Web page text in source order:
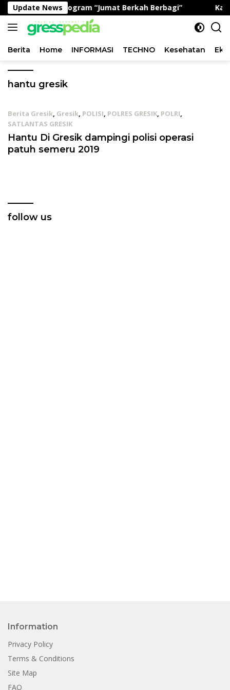
Langsung
ke
konten
Update News
Lewat Program “Jumat Berkah Berbagi”
Berita Home INFORMASI TECHNO Kesehatan
hantu gresik
Berita Gresik, Gresik, POLISI, POLRES GRESIK, POLRI,
SATLANTAS GRESIK
05/09/2019
Hantu Di Gresik dampingi polisi operasi
patuh semeru 2019
follow us
Information
Privacy Policy
Terms & Conditions
Site Map
FAQ